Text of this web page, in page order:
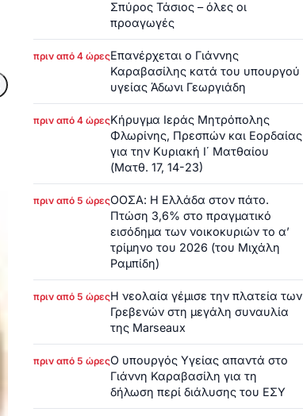
Σπύρος Τάσιος – όλες οι
προαγωγές
πριν από 4 ώρεςΕπανέρχεται ο Γιάννης
Καραβασίλης κατά του υπουργού
υγείας Άδωνι Γεωργιάδη
πριν από 4 ώρεςΚήρυγμα Ιεράς Μητρόπολης
Φλωρίνης, Πρεσπών και Εορδαίας
για την Κυριακή Ι΄ Ματθαίου
(Ματθ. 17, 14-23)
πριν από 5 ώρεςΟΟΣΑ: Η Ελλάδα στον πάτο.
Πτώση 3,6% στο πραγματικό
εισόδημα των νοικοκυριών το α’
τρίμηνο του 2026 (του Μιχάλη
Ραμπίδη)
πριν από 5 ώρεςΗ νεολαία γέμισε την πλατεία των
Γρεβενών στη μεγάλη συναυλία
της Marseaux
πριν από 5 ώρεςΟ υπουργός Υγείας απαντά στο
Γιάννη Καραβασίλη για τη
δήλωση περί διάλυσης του ΕΣΥ